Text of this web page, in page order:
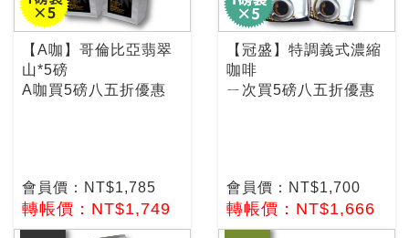
【A咖】哥倫比亞翡翠
山*5磅
A咖買5磅八五折優惠
會員價：NT$1,785
轉帳價：NT$1,749
【冠盛】特調義式濃縮
咖啡
ㄧ次買5磅八五折優惠
會員價：NT$1,700
轉帳價：NT$1,666